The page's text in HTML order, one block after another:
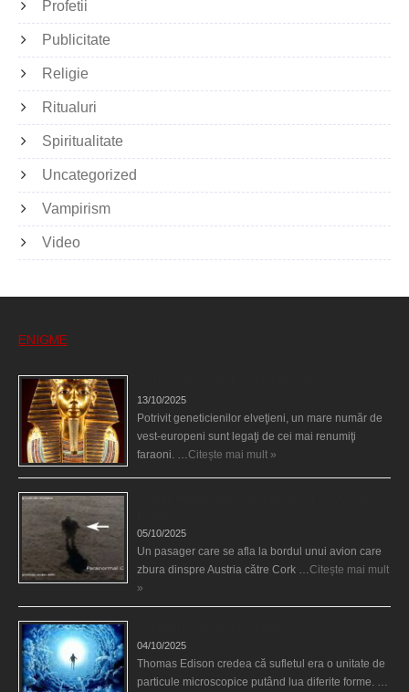
Profetii
Publicitate
Religie
Ritualuri
Spiritualitate
Uncategorized
Vampirism
Video
ENIGME
13/10/2025
Potrivit geneticienilor elveţieni, un mare număr de
vest-europeni sunt legaţi de cei mai renumiţi
faraoni. … Citește mai mult »
05/10/2025
Un pasager care se afla la bordul unui avion care
zbura dinspre Austria către Cork … Citește mai mult
»
04/10/2025
Thomas Edison credea că sufletul era o unitate de
particule microscopice putând lua diferite forme. …